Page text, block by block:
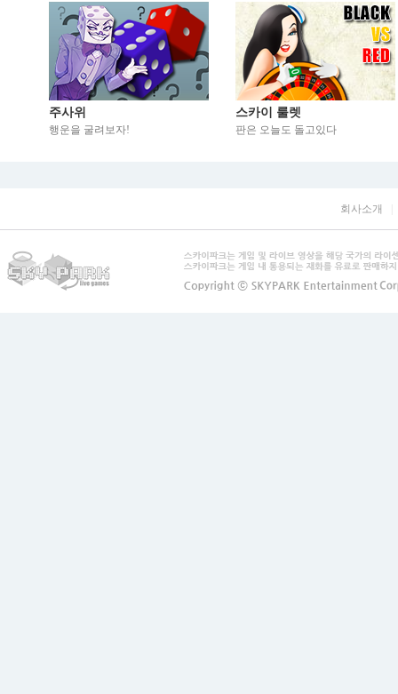
주사위
행운을 굴려보자!
스카이 룰렛
판은 오늘도 돌고있다
회사소개